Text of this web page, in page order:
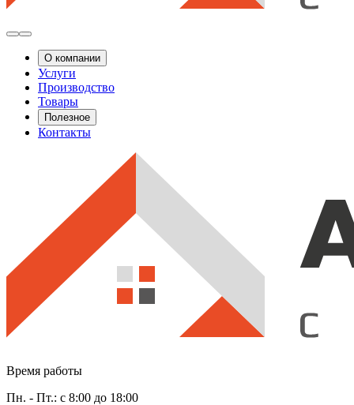
О компании
Услуги
Производство
Товары
Полезное
Контакты
Время работы
Пн. - Пт.: с 8:00 до 18:00